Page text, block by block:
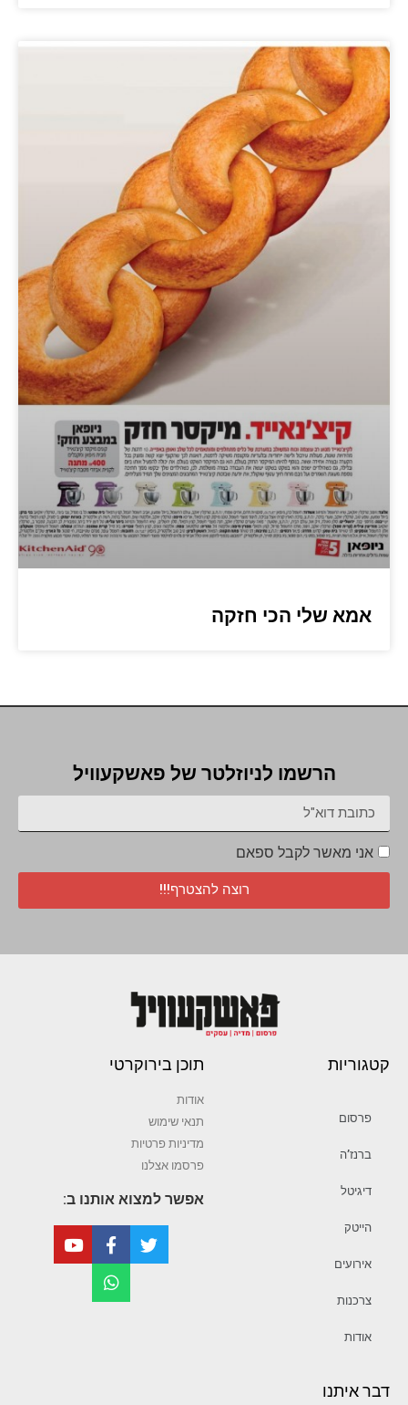
אמא שלי הכי חזקה
הרשמו לניוזלטר של פאשקעוויל
אני מאשר לקבל ספאם
רוצה להצטרף!!!
קטגוריות
פרסום
ברנז’ה
דיגיטל
הייטק
אירועים
צרכנות
אודות
תוכן בירוקרטי
אודות
תנאי שימוש
מדיניות פרטיות
פרסמו אצלנו
אפשר למצוא אותנו ב:
דבר איתנו